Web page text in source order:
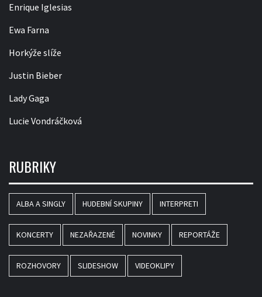
Enrique Iglesias
Ewa Farna
Horkýže slíže
Justin Bieber
Lady Gaga
Lucie Vondráčková
RUBRIKY
ALBA A SINGLY HUDEBNÍ SKUPINY INTERPRETI
KONCERTY NEZAŘAZENÉ NOVINKY REPORTÁŽE
ROZHOVORY SLIDESHOW VIDEOKLIPY